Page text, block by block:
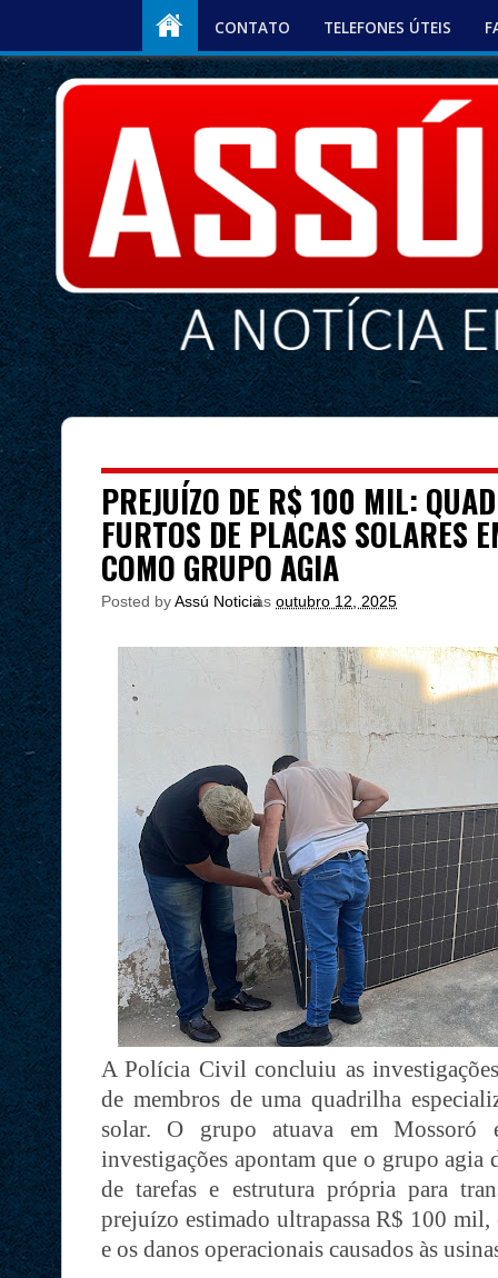
CONTATO TELEFONES ÚTEIS
PREJUÍZO DE R$ 100 MIL:
FURTOS DE PLACAS SOLARES
COMO GRUPO AGIA
Posted byAssú Noticia
às outubro 12, 2025
A Polícia Civil concluiu as
de membros de uma quadrilha
solar. O grupo atuava em
investigações apontam que o grupo
de tarefas e estrutura própria para
prejuízo estimado ultrapassa R$ 100
e os danos operacionais causados ​​às